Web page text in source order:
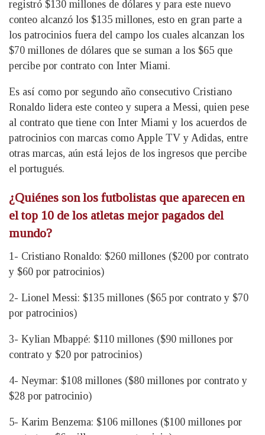
registró $130 millones de dólares y para este nuevo
conteo alcanzó los $135 millones, esto en gran parte a
los patrocinios fuera del campo los cuales alcanzan los
$70 millones de dólares que se suman a los $65 que
percibe por contrato con Inter Miami.
Es así como por segundo año consecutivo Cristiano
Ronaldo lidera este conteo y supera a Messi, quien pese
al contrato que tiene con Inter Miami y los acuerdos de
patrocinios con marcas como Apple TV y Adidas, entre
otras marcas, aún está lejos de los ingresos que percibe
el portugués.
¿Quiénes son los futbolistas que aparecen en
el top 10 de los atletas mejor pagados del
mundo?
1- Cristiano Ronaldo: $260 millones ($200 por contrato
y $60 por patrocinios)
2- Lionel Messi: $135 millones ($65 por contrato y $70
por patrocinios)
3- Kylian Mbappé: $110 millones ($90 millones por
contrato y $20 por patrocinios)
4- Neymar: $108 millones ($80 millones por contrato y
$28 por patrocinio)
5- Karim Benzema: $106 millones ($100 millones por